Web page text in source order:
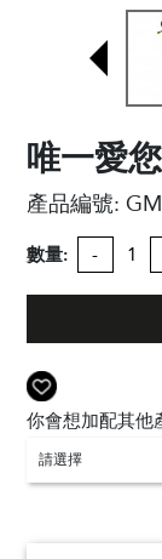
唯一愛您
產品編號:
數量: -
你會想加配其他
請選擇